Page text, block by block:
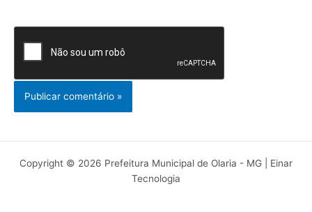
Copyright © 2026 Prefeitura Municipal de Olaria - MG | Einar
Tecnologia